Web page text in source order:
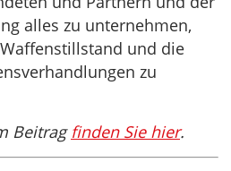
alles zu unternehmen,
und die
zu
Beitrag finden Sie hier.